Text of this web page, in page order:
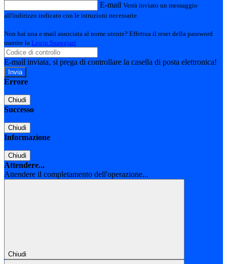
E-mail Verrà inviato un messaggio
all'indirizzo indicato con le istruzioni necessarie.
Non hai una e-mail associata al nome utente? Effettua il reset della password
tramite la Login Spaggiari
E-mail inviata, si prega di controllare la casella di posta elettronica!
Errore
Chiudi
Successo
Chiudi
Informazione
Chiudi
Attendere...
Attendere il completamento dell'operazione...
Chiudi